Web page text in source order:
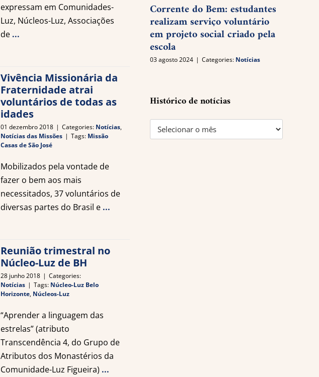
expressam em Comunidades-
Luz, Núcleos-Luz, Associações
de ...
Vivência Missionária da
Fraternidade atrai
voluntários de todas as
idades
01 dezembro 2018 | Categories: Notícias,
Notícias das Missões | Tags: Missão
Casas de São José
Mobilizados pela vontade de
fazer o bem aos mais
necessitados, 37 voluntários de
diversas partes do Brasil e ...
Reunião trimestral no
Núcleo-Luz de BH
28 junho 2018 | Categories:
Notícias | Tags: Núcleo-Luz Belo
Horizonte, Núcleos-Luz
“Aprender a linguagem das
estrelas” (atributo
Transcendência 4, do Grupo de
Atributos dos Monastérios da
Comunidade-Luz Figueira) ...
Corrente do Bem: estudantes
realizam serviço voluntário
em projeto social criado pela
escola
03 agosto 2024 | Categories: Notícias
Histórico de notícias
Histórico
de